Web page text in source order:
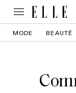
MODE BEAUTÉ